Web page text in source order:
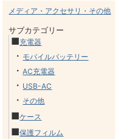
メディア・アクセサリ・その他
サブカテゴリー
■充電器
・ モバイルバッテリー
・AC充電器
・ USB-AC
・ その他
■ケース
■保護フィルム